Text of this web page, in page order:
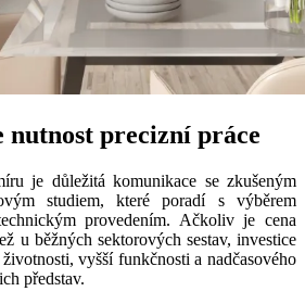
nutnost precizní práce
je důležitá komunikace se zkušeným
studiem, které poradí s výběrem
provedením. Ačkoliv je cena
u běžných sektorových sestav, investice
vyšší funkčnosti a nadčasového
představ.